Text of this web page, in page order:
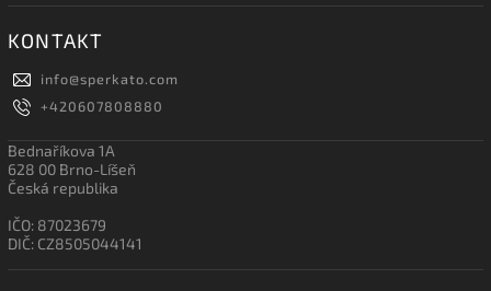
KONTAKT
info@sperkato.com
+420607808880
Bednaříkova 1A
628 00 Brno-Líšeň
Česká republika
IČO: 87023679
DIČ: CZ8505044141